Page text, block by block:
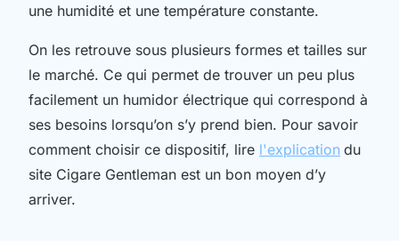
une humidité et une température constante.
On les retrouve sous plusieurs formes et tailles sur
le marché. Ce qui permet de trouver un peu plus
facilement un humidor électrique qui correspond à
ses besoins lorsqu’on s’y prend bien. Pour savoir
comment choisir ce dispositif, lire l'explication du
site Cigare Gentleman est un bon moyen d’y
arriver.